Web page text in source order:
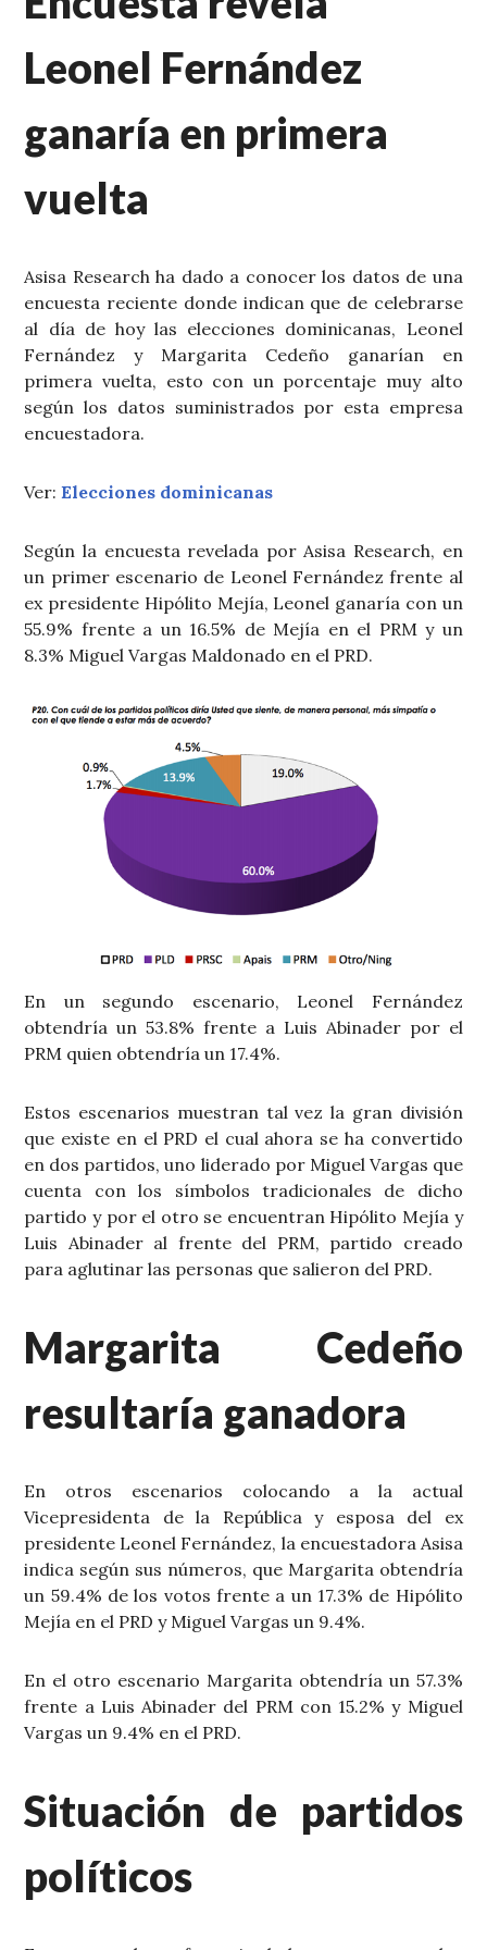
Leonel Fernández
ganaría en primera
vuelta
Asisa Research ha dado a conocer los datos de una
encuesta reciente donde indican que de celebrarse
al día de hoy las elecciones dominicanas, Leonel
Fernández y Margarita Cedeño ganarían en
primera vuelta, esto con un porcentaje muy alto
según los datos suministrados por esta empresa
encuestadora.
Ver:Elecciones dominicanas
Según la encuesta revelada por Asisa Research, en
un primer escenario de Leonel Fernández frente al
ex presidente Hipólito Mejía, Leonel ganaría con un
55.9% frente a un 16.5% de Mejía en el PRM y un
8.3% Miguel Vargas Maldonado en el PRD.
En un segundo escenario, Leonel Fernández
obtendría un 53.8% frente a Luis Abinader por el
PRM quien obtendría un 17.4%.
Estos escenarios muestran tal vez la gran división
que existe en el PRD el cual ahora se ha convertido
en dos partidos, uno liderado por Miguel Vargas que
cuenta con los símbolos tradicionales de dicho
partido y por el otro se encuentran Hipólito Mejía y
Luis Abinader al frente del PRM, partido creado
para aglutinar las personas que salieron del PRD.
Margarita Cedeño
resultaría ganadora
En otros escenarios colocando a la actual
Vicepresidenta de la República y esposa del ex
presidente Leonel Fernández, la encuestadora Asisa
indica según sus números, que Margarita obtendría
un 59.4% de los votos frente a un 17.3% de Hipólito
Mejía en el PRD y Miguel Vargas un 9.4%.
En el otro escenario Margarita obtendría un 57.3%
frente a Luis Abinader del PRM con 15.2% y Miguel
Vargas un 9.4% en el PRD.
Situación de partidos
políticos